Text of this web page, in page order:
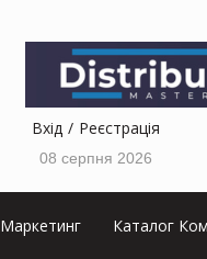
Вхід Реєстрація
08 серпня 2026
Маркетинг Каталог